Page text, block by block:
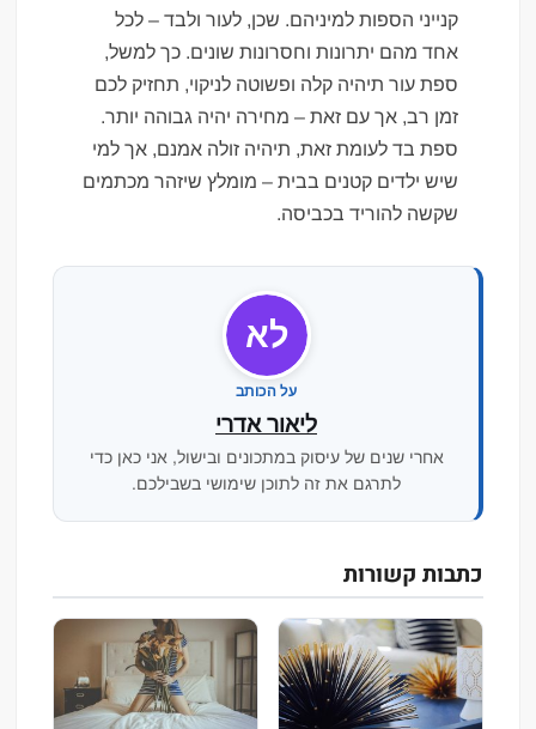
קנייני הספות למיניהם. שכן, לעור ולבד – לכל
אחד מהם יתרונות וחסרונות שונים. כך למשל,
ספת עור תיהיה קלה ופשוטה לניקוי, תחזיק לכם
זמן רב, אך עם זאת – מחירה יהיה גבוהה יותר.
ספת בד לעומת זאת, תיהיה זולה אמנם, אך למי
שיש ילדים קטנים בבית – מומלץ שיזהר מכתמים
שקשה להוריד בכביסה.
לא
על הכותב
ליאור אדרי
אחרי שנים של עיסוק במתכונים ובישול, אני כאן כדי
לתרגם את זה לתוכן שימושי בשבילכם.
כתבות קשורות